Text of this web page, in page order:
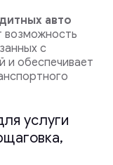
авто
возможность
с
и обеспечивает
услуги